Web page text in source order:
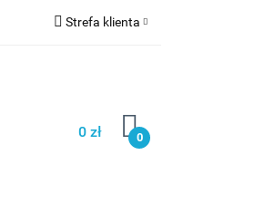
Strefa klienta
Dodaj zgłoszenie
Zgody cookies
0 zł 0